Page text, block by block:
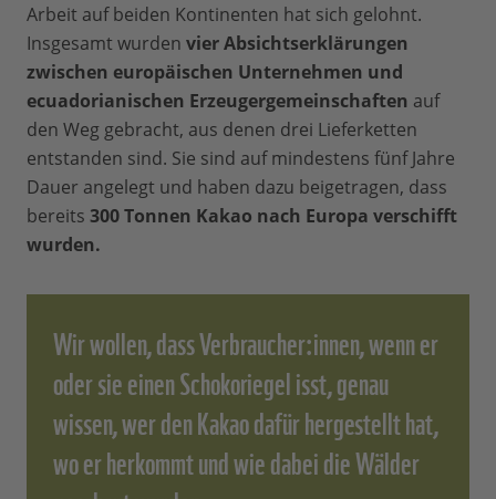
Arbeit auf beiden Kontinenten hat sich gelohnt.
Insgesamt wurden vier Absichtserklärungen
zwischen europäischen Unternehmen und
ecuadorianischen Erzeugergemeinschaften auf
den Weg gebracht, aus denen drei Lieferketten
entstanden sind. Sie sind auf mindestens fünf Jahre
Dauer angelegt und haben dazu beigetragen, dass
bereits 300 Tonnen Kakao nach Europa verschifft
wurden.
Wir wollen, dass Verbraucher:innen, wenn er
oder sie einen Schokoriegel isst, genau
wissen, wer den Kakao dafür hergestellt hat,
wo er herkommt und wie dabei die Wälder